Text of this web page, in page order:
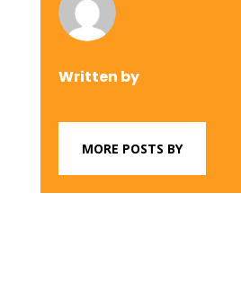
Written by
MORE POSTS BY